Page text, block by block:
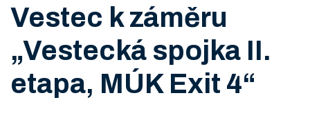
Vestec k záměru
„Vestecká spojka II.
etapa, MÚK Exit 4“